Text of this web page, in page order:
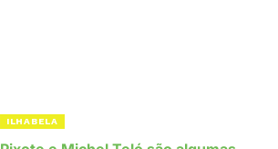
ILHABELA